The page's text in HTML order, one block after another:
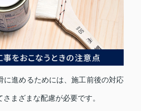
に進めるためには、施工前後の対応
まざまな配慮が必要です。